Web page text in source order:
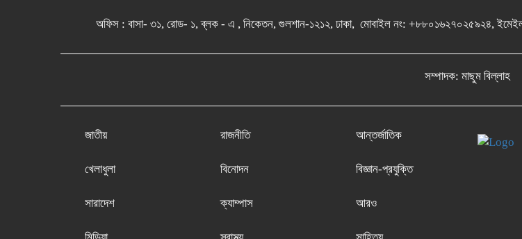
অফিস : বাসা- ৩১, রোড- ১, ব্লক - এ , নিকেতন, গুলশান-১২১২, ঢাকা, মোবাইল নং:
সম্পাদক: মাছুম বিল্লাহ
জাতীয় রাজনীতি আন্তর্জাতিক
খেলাধুলা বিনোদন বিজ্ঞান-প্রযুক্তি
সারাদেশ ক্যাম্পাস আরও